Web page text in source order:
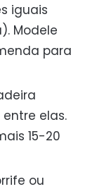
iguais
Modele
para
elas.
15-20
ou